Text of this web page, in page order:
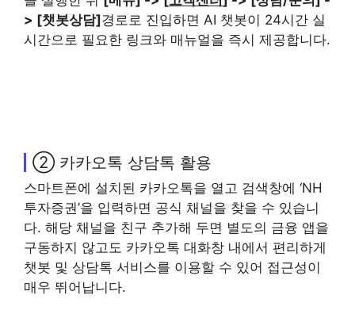
> [챗봇상담]경로로 진입하면 AI 챗봇이 24시간 실
시간으로 필요한 링크와 매뉴얼을 즉시 제공합니다.
② 카카오톡 상담톡 활용
스마트폰에 설치된 카카오톡을 열고 검색창에 ‘NH
투자증권’을 입력하면 공식 채널을 찾을 수 있습니
다. 해당 채널을 친구 추가해 두면 별도의 금융 앱을
구동하지 않고도 카카오톡 대화창 내에서 편리하게
챗봇 및 상담톡 서비스를 이용할 수 있어 접근성이
매우 뛰어납니다.